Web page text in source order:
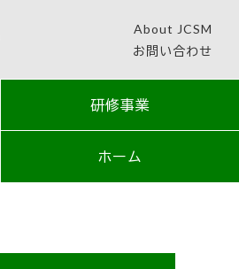
About JCSM
お問い合わせ
研修事業
ホーム